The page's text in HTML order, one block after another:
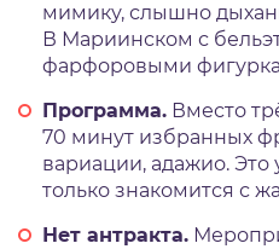
мимику, слышно
В Мариинском с
фарфоровыми
Программа. Вместо
70 минут избранных
вариации, адажио. Это
только знакомится с
Нет антракта.